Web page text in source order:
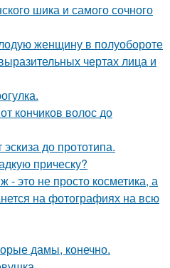
шика и самого сочного
женщину в полуобороте
чертах лица и
кончиков волос до
до прототипа.
прическу?
это не просто косметика, а
на фотографиях на всю
дамы, конечно.